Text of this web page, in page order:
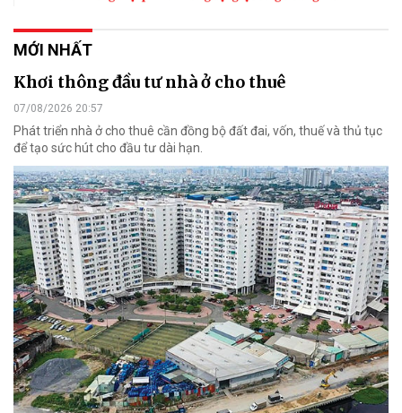
MỚI NHẤT
Khơi thông đầu tư nhà ở cho thuê
07/08/2026 20:57
Phát triển nhà ở cho thuê cần đồng bộ đất đai, vốn, thuế và thủ tục
để tạo sức hút cho đầu tư dài hạn.